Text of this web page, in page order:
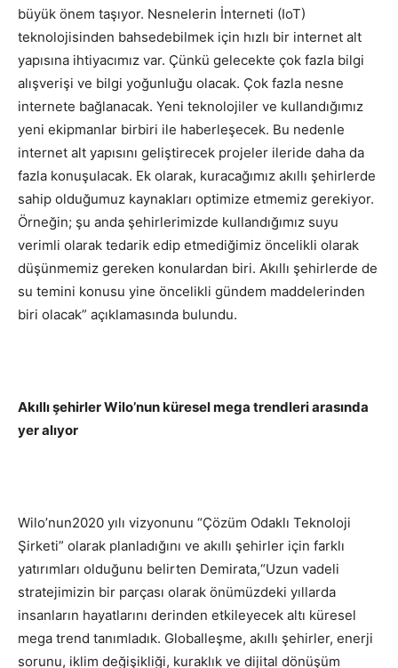
büyük önem taşıyor. Nesnelerin İnterneti (IoT)
teknolojisinden bahsedebilmek için hızlı bir internet alt
yapısına ihtiyacımız var. Çünkü gelecekte çok fazla bilgi
alışverişi ve bilgi yoğunluğu olacak. Çok fazla nesne
internete bağlanacak. Yeni teknolojiler ve kullandığımız
yeni ekipmanlar birbiri ile haberleşecek. Bu nedenle
internet alt yapısını geliştirecek projeler ileride daha da
fazla konuşulacak. Ek olarak, kuracağımız akıllı şehirlerde
sahip olduğumuz kaynakları optimize etmemiz gerekiyor.
Örneğin; şu anda şehirlerimizde kullandığımız suyu
verimli olarak tedarik edip etmediğimiz öncelikli olarak
düşünmemiz gereken konulardan biri. Akıllı şehirlerde de
su temini konusu yine öncelikli gündem maddelerinden
biri olacak” açıklamasında bulundu.
Akıllı şehirler Wilo’nun küresel mega trendleri arasında
yer alıyor
Wilo’nun2020 yılı vizyonunu “Çözüm Odaklı Teknoloji
Şirketi” olarak planladığını ve akıllı şehirler için farklı
yatırımları olduğunu belirten Demirata,“Uzun vadeli
stratejimizin bir parçası olarak önümüzdeki yıllarda
insanların hayatlarını derinden etkileyecek altı küresel
mega trend tanımladık. Globalleşme, akıllı şehirler, enerji
sorunu, iklim değişikliği, kuraklık ve dijital dönüşüm